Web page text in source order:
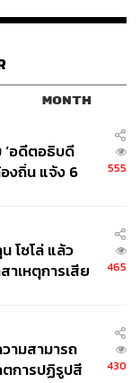
MONTH
‘อดีตอธิบดี
งถิ่น แจ้ง 6
555
โซโล่ แล้ว
เหตุการเสีย
465
ามสามารถ
ตการปฏิรูปสี
430